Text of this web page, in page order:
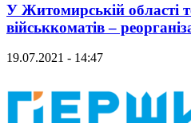
У Житомирській області
військкоматів –
19.07.2021 - 14:47